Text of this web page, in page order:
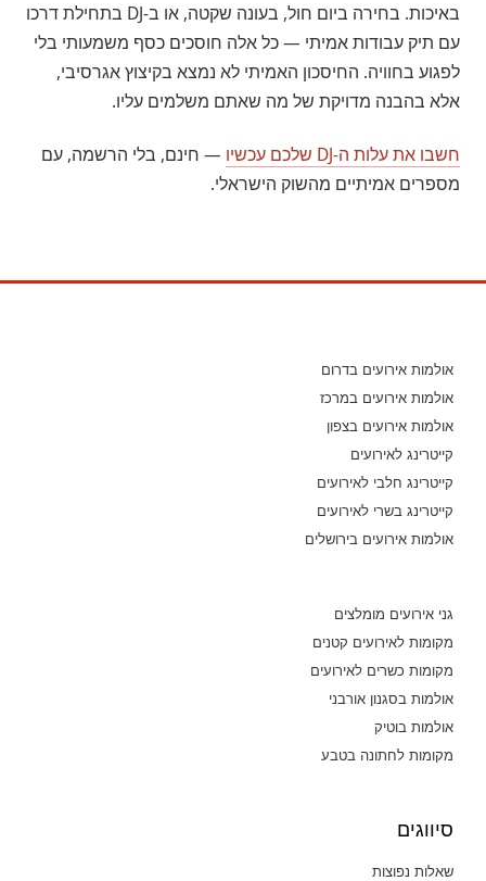
באיכות. בחירה ביום חול, בעונה שקטה, או ב-DJ בתחילת דרכו
עם תיק עבודות אמיתי — כל אלה חוסכים כסף משמעותי בלי
לפגוע בחוויה. החיסכון האמיתי לא נמצא בקיצוץ אגרסיבי,
אלא בהבנה מדויקת של מה שאתם משלמים עליו.
חשבו את עלות ה-DJ שלכם עכשיו
— חינם, בלי הרשמה, עם
מספרים אמיתיים מהשוק הישראלי.
אולמות אירועים בדרום
אולמות אירועים במרכז
אולמות אירועים בצפון
קייטרינג לאירועים
קייטרינג חלבי לאירועים
קייטרינג בשרי לאירועים
אולמות אירועים בירושלים
גני אירועים מומלצים
מקומות לאירועים קטנים
מקומות כשרים לאירועים
אולמות בסגנון אורבני
אולמות בוטיק
מקומות לחתונה בטבע
סיווגים
שאלות נפוצות